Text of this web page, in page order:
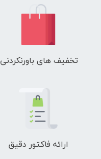
تخفیف های باورنکردنی
ارائه فاکتور دقیق